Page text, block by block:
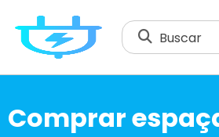
Buscar
Comprar